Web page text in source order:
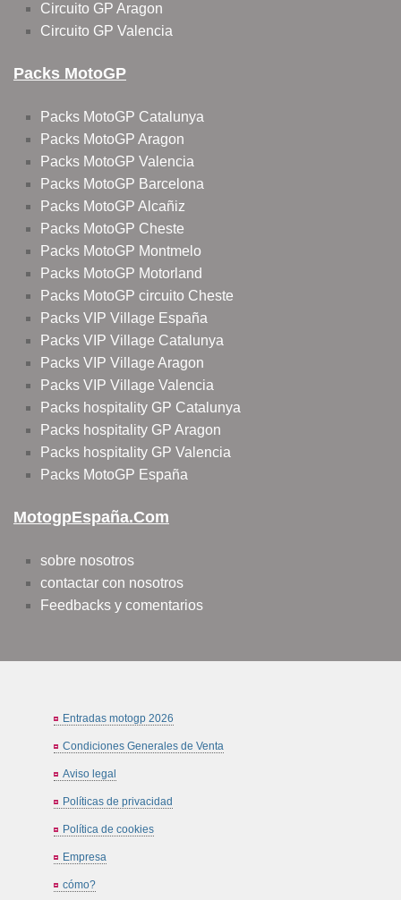
Circuito GP Aragon
Circuito GP Valencia
Packs MotoGP
Packs MotoGP Catalunya
Packs MotoGP Aragon
Packs MotoGP Valencia
Packs MotoGP Barcelona
Packs MotoGP Alcañiz
Packs MotoGP Cheste
Packs MotoGP Montmelo
Packs MotoGP Motorland
Packs MotoGP circuito Cheste
Packs VIP Village España
Packs VIP Village Catalunya
Packs VIP Village Aragon
Packs VIP Village Valencia
Packs hospitality GP Catalunya
Packs hospitality GP Aragon
Packs hospitality GP Valencia
Packs MotoGP España
MotogpEspaña.com
sobre nosotros
contactar con nosotros
Feedbacks y comentarios
Entradas motogp 2026
Condiciones Generales de Venta
Aviso legal
Políticas de privacidad
Política de cookies
Empresa
cómo?